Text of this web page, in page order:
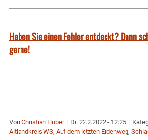
Haben Sie einen Fehler entdeckt? Dann
gerne!
Von Christian Huber | Di. 22.2.2022 - 12:25 |
Altlandkreis WS, Auf dem letzten Erdenweg,